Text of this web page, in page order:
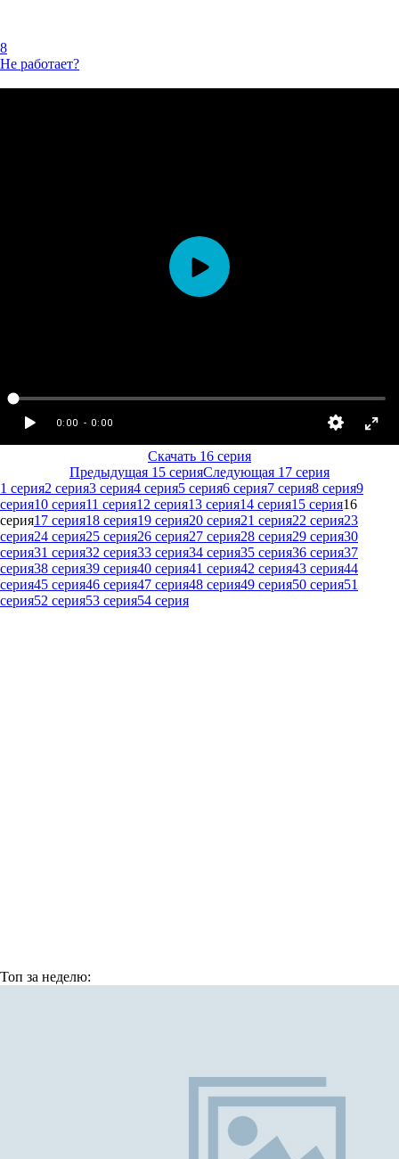
8
Не работает?
Скачать 16 серия
Предыдущая 15 серияСледующая 17 серия
1 серия2 серия3 серия4 серия5 серия6 серия7 серия8 серия9
серия10 серия11 серия12 серия13 серия14 серия15 серия16
серия17 серия18 серия19 серия20 серия21 серия22 серия23
серия24 серия25 серия26 серия27 серия28 серия29 серия30
серия31 серия32 серия33 серия34 серия35 серия36 серия37
серия38 серия39 серия40 серия41 серия42 серия43 серия44
серия45 серия46 серия47 серия48 серия49 серия50 серия51
серия52 серия53 серия54 серия
Топ за неделю: